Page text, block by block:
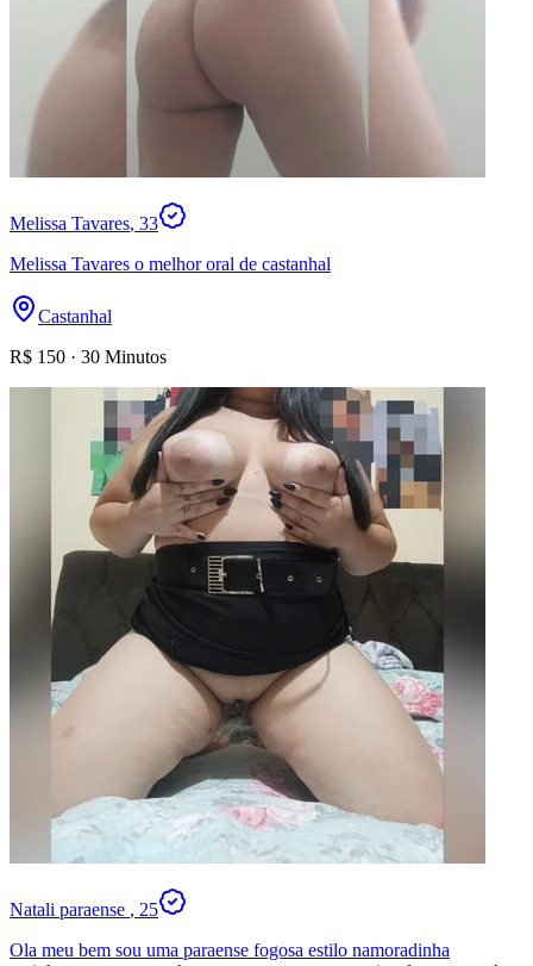
Melissa Tavares, 33
Melissa Tavares o melhor oral de castanhal
Castanhal
R$ 150 · 30 Minutos
Natali paraense , 25
Ola meu bem sou uma paraense fogosa estilo namoradinha